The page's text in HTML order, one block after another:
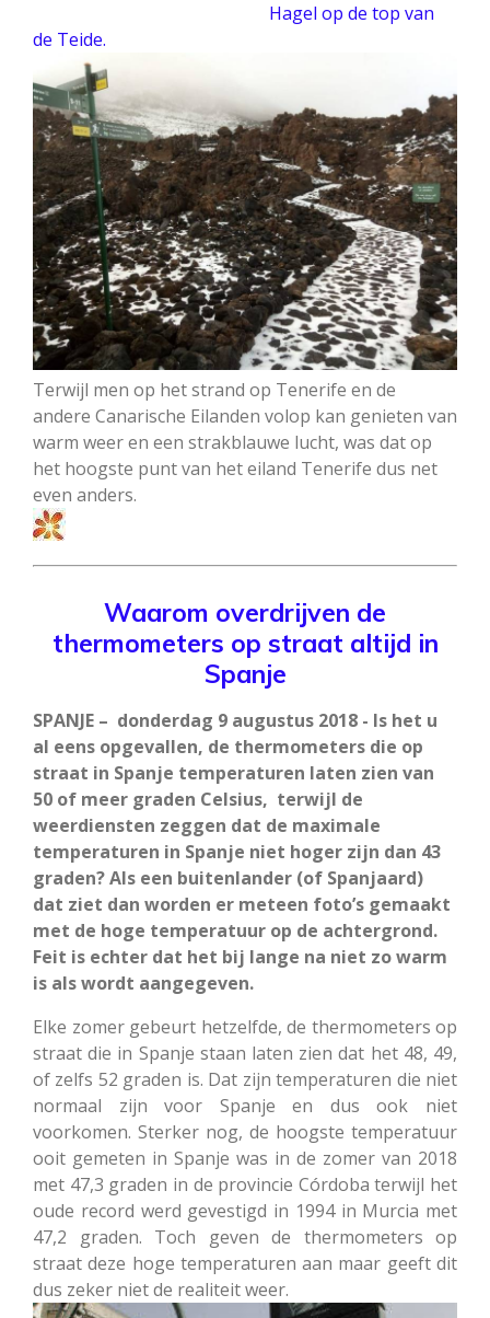
Hagel op de top van
de Teide.
Terwijl men op het strand op Tenerife en de
andere Canarische Eilanden volop kan genieten van
warm weer en een strakblauwe lucht, was dat op
het hoogste punt van het eiland Tenerife dus net
even anders.
Waarom overdrijven de
thermometers op straat altijd in
Spanje
SPANJE – donderdag 9 augustus 2018 - Is het u
al eens opgevallen, de thermometers die op
straat in Spanje temperaturen laten zien van
50 of meer graden Celsius, terwijl de
weerdiensten zeggen dat de maximale
temperaturen in Spanje niet hoger zijn dan 43
graden? Als een buitenlander (of Spanjaard)
dat ziet dan worden er meteen foto’s gemaakt
met de hoge temperatuur op de achtergrond.
Feit is echter dat het bij lange na niet zo warm
is als wordt aangegeven.
Elke zomer gebeurt hetzelfde, de thermometers op
straat die in Spanje staan laten zien dat het 48, 49,
of zelfs 52 graden is. Dat zijn temperaturen die niet
normaal zijn voor Spanje en dus ook niet
voorkomen. Sterker nog, de hoogste temperatuur
ooit gemeten in Spanje was in de zomer van 2018
met 47,3 graden in de provincie Córdoba terwijl het
oude record werd gevestigd in 1994 in Murcia met
47,2 graden. Toch geven de thermometers op
straat deze hoge temperaturen aan maar geeft dit
dus zeker niet de realiteit weer.